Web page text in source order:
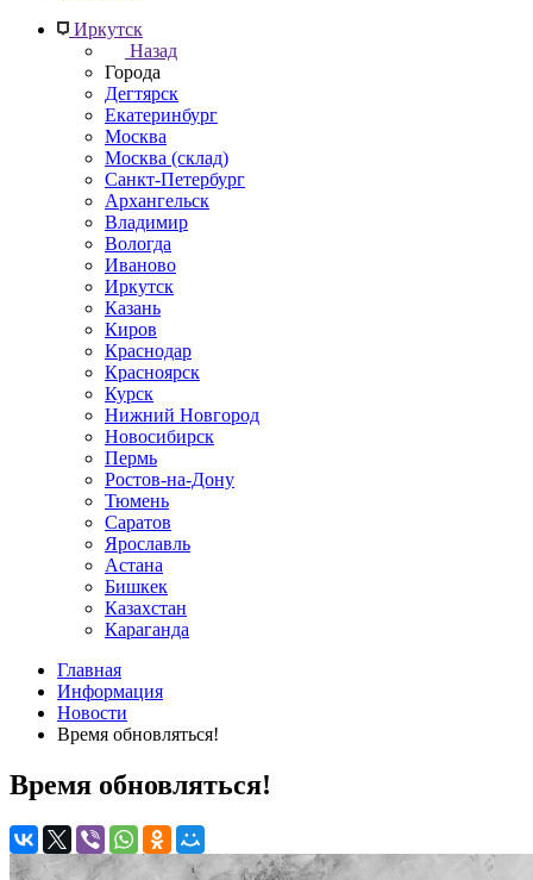
Иркутск
Назад
Города
Дегтярск
Екатеринбург
Москва
Москва (склад)
Санкт-Петербург
Архангельск
Владимир
Вологда
Иваново
Иркутск
Казань
Киров
Краснодар
Красноярск
Курск
Нижний Новгород
Новосибирск
Пермь
Ростов-на-Дону
Тюмень
Саратов
Ярославль
Астана
Бишкек
Казахстан
Караганда
Главная
Информация
Новости
Время обновляться!
Время обновляться!